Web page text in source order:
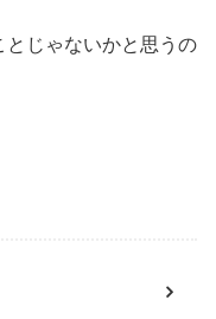
じゃないかと思うの